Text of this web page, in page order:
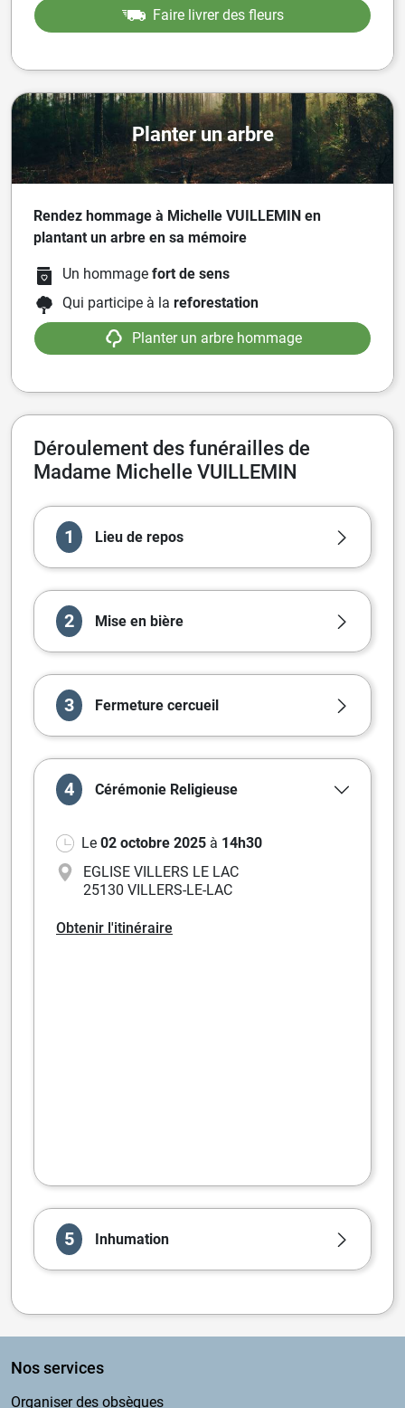
Faire livrer des fleurs
Planter un arbre
Rendez hommage à Michelle VUILLEMIN en
plantant un arbre en sa mémoire
Un hommage fort de sens
Qui participe à la reforestation
Planter un arbre hommage
Déroulement des funérailles de
Madame Michelle VUILLEMIN
1 Lieu de repos
2 Mise en bière
3 Fermeture cercueil
4 Cérémonie Religieuse
Le 02 octobre 2025 à 14h30
EGLISE VILLERS LE LAC
25130 VILLERS-LE-LAC
Obtenir l'itinéraire
5 Inhumation
Nos services
Organiser des obsèques